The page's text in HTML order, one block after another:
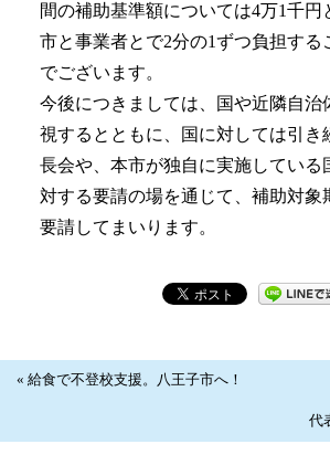
間の補助基準額については4万1千円
市と事業者とで2分の1ずつ負担する
でございます。
今後につきましては、国や近隣自治
視するとともに、国に対しては引き
長会や、本市が独自に実施している
対する要請の場を通じて、補助対象
要請してまいります。
« 給食で不登校支援。八王子市へ！
代